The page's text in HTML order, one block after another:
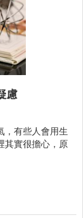
慮
，有些人會用生
其實很擔心，原